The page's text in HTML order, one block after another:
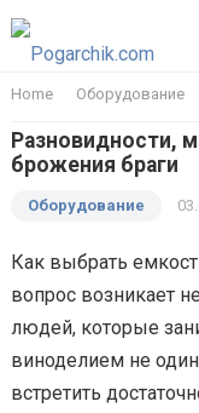
Home Оборудование
Разновидности,
брожения браги
Оборудование
Как выбрать
вопрос возникает
людей, которые
виноделием не
встретить